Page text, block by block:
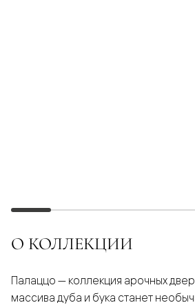
О КОЛЛЕКЦИИ
Палаццо — коллекция арочных
массива дуба и бука станет